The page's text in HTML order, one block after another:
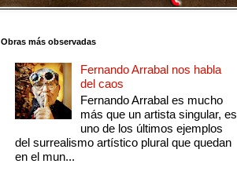
Obras más observadas
Fernando Arrabal nos habla
del caos
Fernando Arrabal es mucho
más que un artista singular, es
uno de los últimos ejemplos
del surrealismo artístico plural que quedan
en el mun...